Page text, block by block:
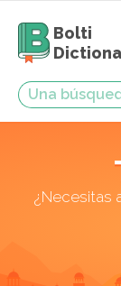
Bolti
¿Necesitas